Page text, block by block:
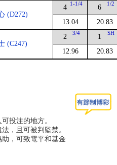
(D272)
4 1-1/4
13.04
6 1/2
20.83
(C247)
2 3/4
12.96
1 SH
20.83
投注的地方。
，且可被判監禁。
，可致電平和基金